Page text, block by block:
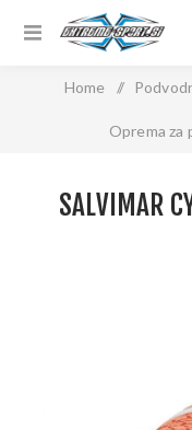
Home /
Oprema za
SALVIMAR